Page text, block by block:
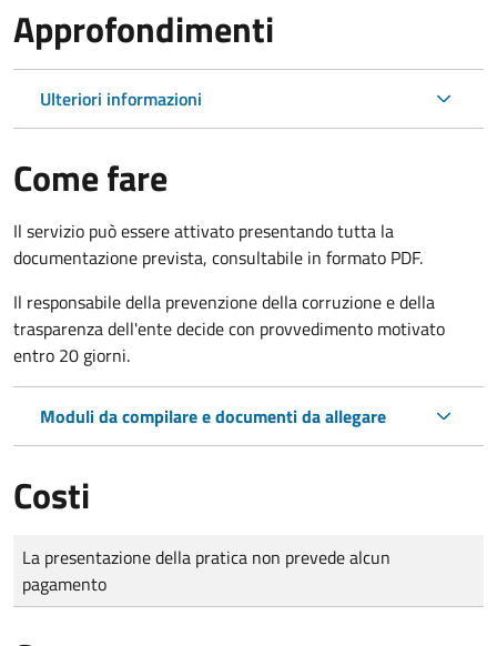
Approfondimenti
Ulteriori informazioni
Come fare
Il servizio può essere attivato presentando tutta la
documentazione prevista, consultabile in formato PDF.
Il responsabile della prevenzione della corruzione e della
trasparenza dell'ente decide con provvedimento motivato
entro 20 giorni.
Moduli da compilare e documenti da allegare
Costi
Tipo di pagamento
Importo
La presentazione della pratica non prevede alcun
pagamento